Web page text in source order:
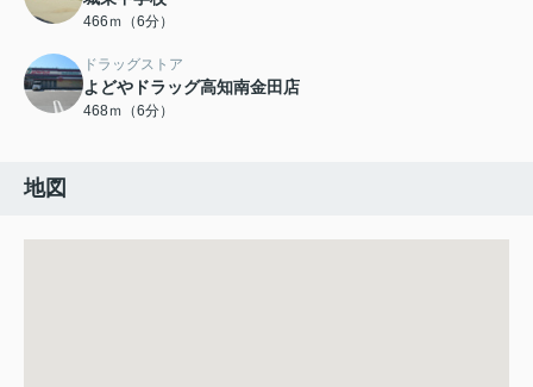
466ｍ（6分）
ドラッグストア
よどやドラッグ高知南金田店
468ｍ（6分）
地図